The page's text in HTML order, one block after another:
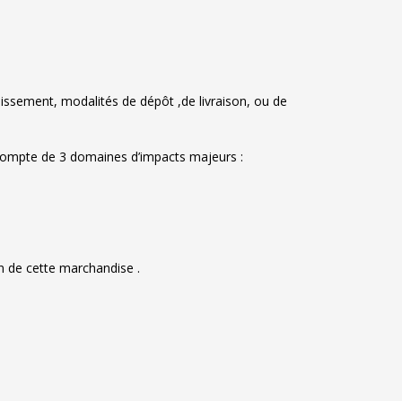
modalités de dépôt ,de livraison, ou de
de 3 domaines d’impacts majeurs :
de cette marchandise .